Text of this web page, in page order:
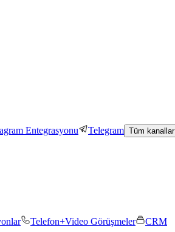
Entegrasyonu Telegram Tüm kanallar
Telefon+Video Görüşmeler
CRM